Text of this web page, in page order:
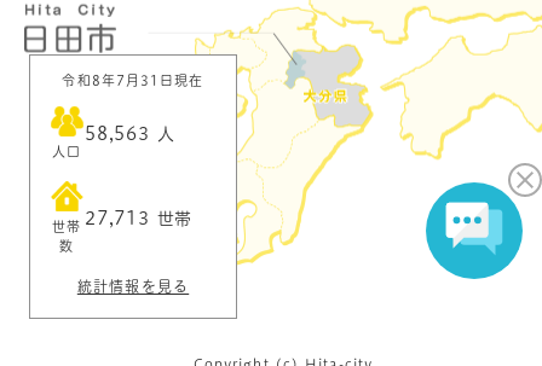
令和8年7月31日現在
人口
58,563 人
世帯
数
27,713 世帯
統計情報を見る